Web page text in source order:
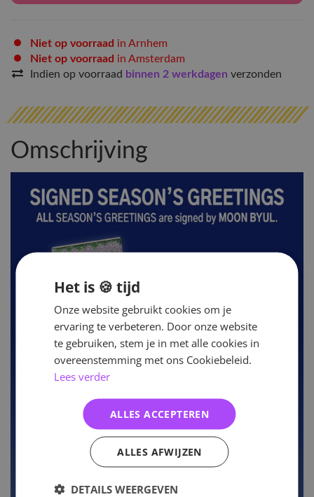
Niet op voorraad in Arnhem
Niet op voorraad in Amsterdam
Indien op voorraad binnen 2 werkdagen verzonden
Omschrijving
Het is 🍪 tijd
Onze website gebruikt cookies om je
ervaring te verbeteren. Door onze website
te gebruiken, stem je in met alle cookies in
overeenstemming met ons Cookiebeleid.
Lees verder
ALLES ACCEPTEREN
ALLES AFWIJZEN
DETAILS WEERGEVEN